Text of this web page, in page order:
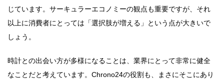
じています。サーキュラーエコノミーの観点も重要ですが、それ
以上に消費者にとっては「選択肢が増える」という点が大きいで
しょう。
時計との出会い方が多様になることは、業界にとって非常に健全
なことだと考えています。Chrono24の役割も、まさにそこにあり